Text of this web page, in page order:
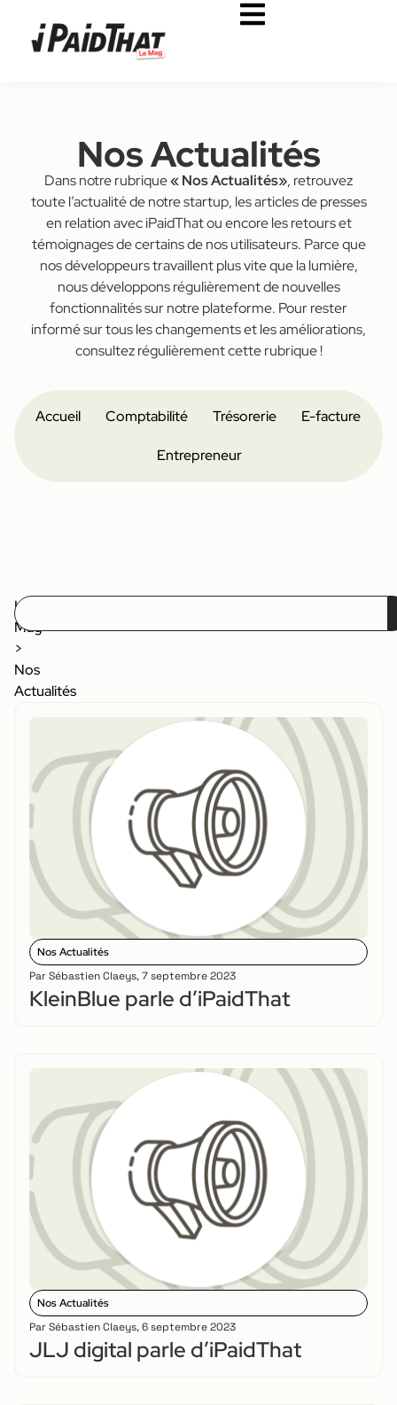
Nos Actualités
Dans notre rubrique« Nos Actualités», retrouvez
toute l’actualité de notre startup, les articles de presses
en relation avec iPaidThat ou encore les retours et
témoignages de certains de nos utilisateurs. Parce que
nos développeurs travaillent plus vite que la lumière,
nous développons régulièrement de nouvelles
fonctionnalités sur notre plateforme. Pour rester
informé sur tous les changements et les améliorations,
consultez régulièrement cette rubrique !
Accueil Comptabilité Trésorerie E-facture
Entrepreneur
Le
Mag
>
Nos
Actualités
Nos Actualités
Par Sébastien Claeys,7 septembre 2023
KleinBlue parle d’iPaidThat
Nos Actualités
Par Sébastien Claeys,6 septembre 2023
JLJ digital parle d’iPaidThat